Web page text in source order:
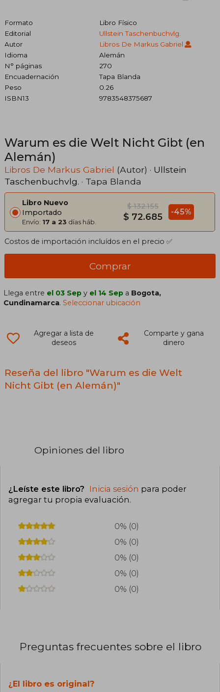
Formato
Libro Físico
Editorial
Ullstein Taschenbuchvlg.
Autor
Libros De Markus Gabriel
Idioma
Alemán
N° páginas
270
Encuadernación
Tapa Blanda
Peso
0.26
ISBN13
9783548375687
Warum es die Welt Nicht Gibt (en
Alemán)
Libros De Markus Gabriel (Autor) · Ullstein
Taschenbuchvlg. · Tapa Blanda
Libro Nuevo
Importado
Envío: 17 a 23 días háb.
$ 132.155
$ 72.685 -45%
Costos de importación incluídos en el precio ✅
Comprar
Llega entre el 03 Sep y el 14 Sep a Bogota,
Cundinamarca.Seleccionar ubicación
Agregar a lista de
deseos
Comparte y gana
dinero
Reseña del libro "Warum es die Welt
Nicht Gibt (en Alemán)"
Opiniones del libro
¿Leíste este libro? Inicia sesión para poder
agregar tu propia evaluación.
0% (0)
0% (0)
0% (0)
0% (0)
0% (0)
Preguntas frecuentes sobre el libro
¿El libro es original?